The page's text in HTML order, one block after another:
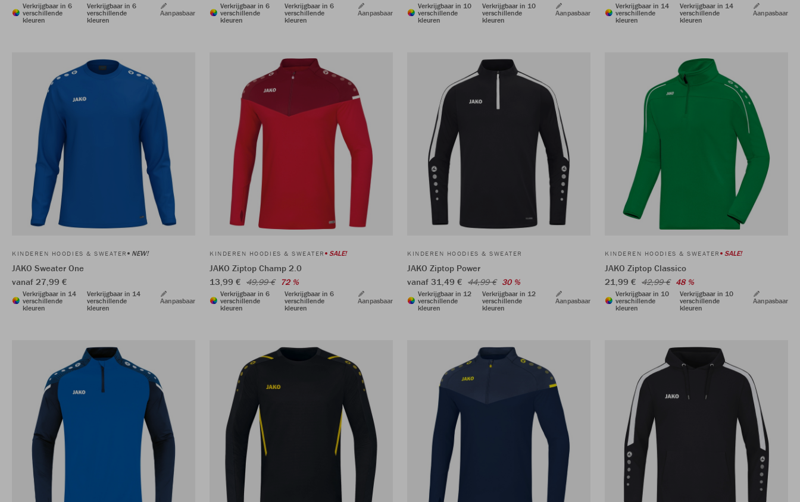
Verkrijgbaar in 6
verschillende
kleuren
Verkrijgbaar in 6
verschillende
kleuren
Aanpasbaar
Verkrijgbaar in 6
verschillende
kleuren
Verkrijgbaar in 6
verschillende
kleuren
Aanpasbaar
Verkrijgbaar in 10
verschillende
kleuren
Verkrijgbaar in 10
verschillende
kleuren
Aanpasbaar
Verkrijgbaar in 14
verschillende
kleuren
Verkrijgbaar in 14
verschillende
kleuren
Aanpasbaar
KINDEREN HOODIES & SWEATER NEW!
JAKO Sweater One
vanaf 27,99 €
Verkrijgbaar in 14
verschillende
kleuren
Verkrijgbaar in 14
verschillende
kleuren
Aanpasbaar
KINDEREN HOODIES & SWEATER SALE!
JAKO Ziptop Champ 2.0
13,99 € 49,99 € 72 %
Verkrijgbaar in 6
verschillende
kleuren
Verkrijgbaar in 6
verschillende
kleuren
Aanpasbaar
KINDEREN HOODIES & SWEATER
JAKO Ziptop Power
vanaf 31,49 € 44,99 € 30 %
Verkrijgbaar in 12
verschillende
kleuren
Verkrijgbaar in 12
verschillende
kleuren
Aanpasbaar
KINDEREN HOODIES & SWEATER SALE!
JAKO Ziptop Classico
21,99 € 42,99 € 48 %
Verkrijgbaar in 10
verschillende
kleuren
Verkrijgbaar in 10
verschillende
kleuren
Aanpasbaar